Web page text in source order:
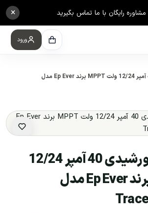
رایگان با ما تماس بگیرید ×
ورود
شارژ کنترلر خورشیدی 40 آمپر 12/24 ولت MPPT برند Ep Ever مدل
شارژ کنترلر خورشیدی 40 آمپر 12/24
ولت MPPT برند Ep Ever مدل